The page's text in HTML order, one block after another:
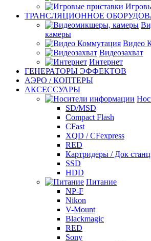
ТРАНСЛЯЦИОННОЕ
камеры
Видео
Видеозахват
Интернет
ГЕНЕРАТОРЫ ЭФФЕКТОВ
АЭРО / КОПТЕРЫ
АКСЕССУАРЫ
SD/MSD
Compact Flash
CFast
XQD / CFexpress
RED
Картридеры / Док
SSD
HDD
Питание
NP-F
Nikon
V-Mount
Blackmagic
RED
Sony